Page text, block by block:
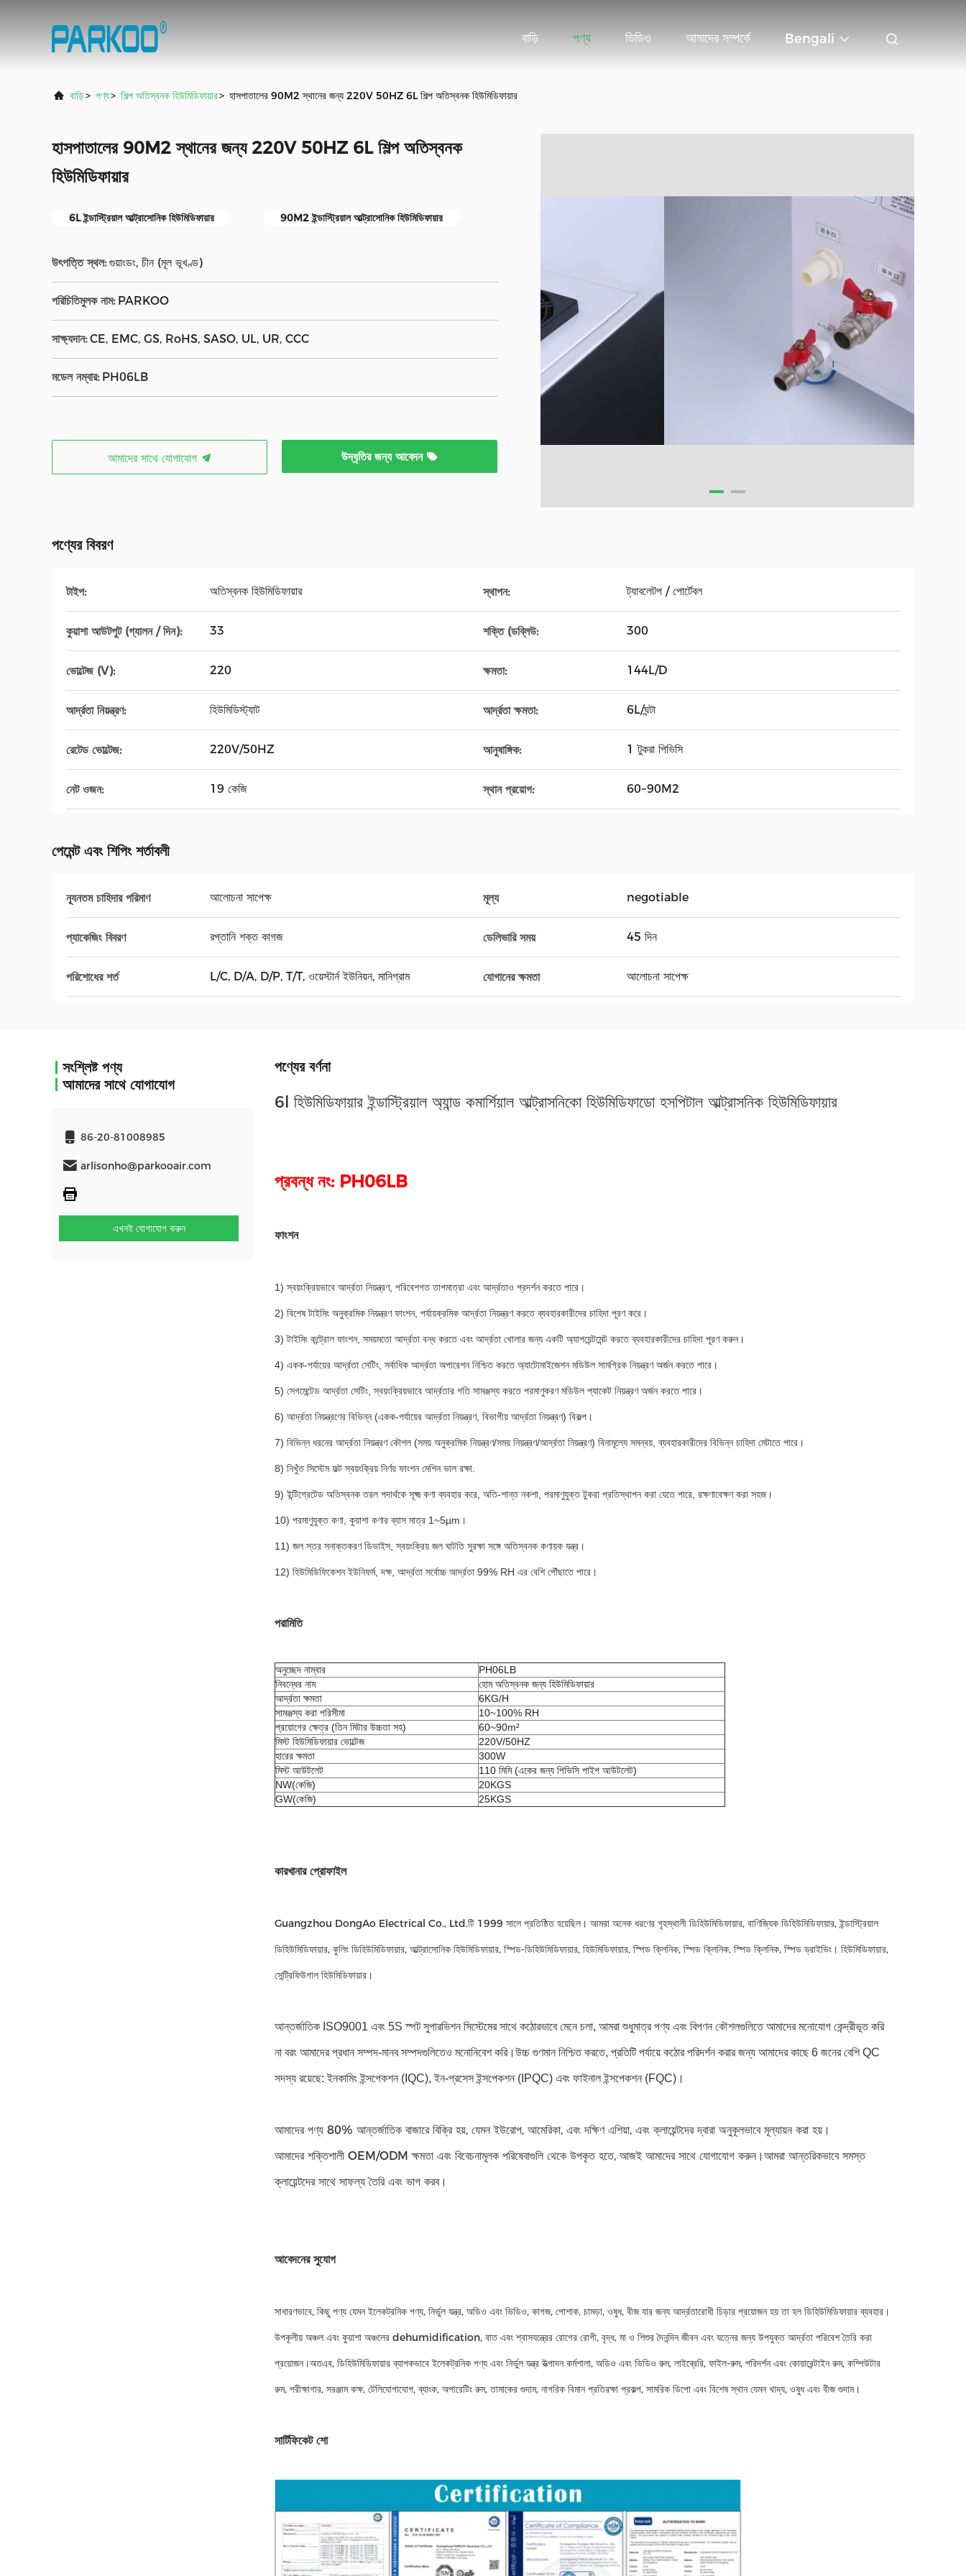
বাড়ি পণ্য ভিডিও আমাদের সম্পর্কে Bengali
বাড়ি> পণ্য> শিল্প অতিস্বনক হিউমিডিফায়ার> হাসপাতালের 90M2 স্থানের জন্য 220V 50HZ 6L শিল্প অতিস্বনক হিউমিডিফায়ার
হাসপাতালের 90M2 স্থানের জন্য 220V 50HZ 6L শিল্প অতিস্বনক
হিউমিডিফায়ার
6L ইন্ডাস্ট্রিয়াল আল্ট্রাসোনিক হিউমিডিফায়ার 90M2 ইন্ডাস্ট্রিয়াল আল্ট্রাসোনিক হিউমিডিফায়ার
উৎপত্তি স্থল: গুয়াংডং, চীন (মূল ভূখণ্ড)
পরিচিতিমুলক নাম: PARKOO
সাক্ষ্যদান: CE, EMC, GS, RoHS, SASO, UL, UR, CCC
মডেল নম্বার: PH06LB
আমাদের সাথে যোগাযোগ উদ্ধৃতির জন্য আবেদন
পণ্যের বিবরণ
টাইপ: অতিস্বনক হিউমিডিফায়ার স্থাপন: ট্যাবলেটপ / পোর্টেবল
কুয়াশা আউটপুট (গ্যালন / দিন): 33 শক্তি (ডব্লিউ: 300
ভোল্টেজ (V): 220 ক্ষমতা: 144L/D
আর্দ্রতা নিয়ন্ত্রণ: হিউমিডিস্ট্যাট আর্দ্রতা ক্ষমতা: 6L/ঘন্টা
রেটেড ভোল্টেজ: 220V/50HZ আনুষাঙ্গিক: 1 টুকরা পিভিসি
নেট ওজন: 19 কেজি স্থান প্রয়োগ: 60~90M2
পেমেন্ট এবং শিপিং শর্তাবলী
ন্যূনতম চাহিদার পরিমাণ আলোচনা সাপেক্ষ মূল্য negotiable
প্যাকেজিং বিবরণ রপ্তানি শক্ত কাগজ ডেলিভারি সময় 45 দিন
পরিশোধের শর্ত L/C, D/A, D/P, T/T, ওয়েস্টার্ন ইউনিয়ন, মানিগ্রাম যোগানের ক্ষমতা আলোচনা সাপেক্ষ
সংশ্লিষ্ট পণ্য
আমাদের সাথে যোগাযোগ
86-20-81008985
arlisonho@parkooair.com
এখনই যোগাযোগ করুন
পণ্যের বর্ণনা
6l হিউমিডিফায়ার ইন্ডাস্ট্রিয়াল অ্যান্ড কমার্শিয়াল আল্ট্রাসনিকো হিউমিডিফাডো হসপিটাল আল্ট্রাসনিক হিউমিডিফায়ার
প্রবন্ধ নং: PH06LB
ফাংশন
1) স্বয়ংক্রিয়ভাবে আর্দ্রতা নিয়ন্ত্রণ, পরিবেশগত তাপমাত্রা এবং আর্দ্রতাও প্রদর্শন করতে পারে।
2) বিশেষ টাইমিং অনুক্রমিক নিয়ন্ত্রণ ফাংশন, পর্যায়ক্রমিক আর্দ্রতা নিয়ন্ত্রণ করতে ব্যবহারকারীদের চাহিদা পূরণ করে।
3) টাইমিং কন্ট্রোল ফাংশন, সময়মতো আর্দ্রতা বন্ধ করতে এবং আর্দ্রতা খোলার জন্য একটি অ্যাপয়েন্টমেন্ট করতে ব্যবহারকারীদের চাহিদা পূরণ করুন।
4) একক-পর্যায়ের আর্দ্রতা সেটিং, সর্বাধিক আর্দ্রতা অপারেশন নিশ্চিত করতে অ্যাটোমাইজেশন মডিউল সামগ্রিক নিয়ন্ত্রণ অর্জন করতে পারে।
5) সেগমেন্টেড আর্দ্রতা সেটিং, স্বয়ংক্রিয়ভাবে আর্দ্রতার গতি সামঞ্জস্য করতে পরমাণুকরণ মডিউল প্যাকেট নিয়ন্ত্রণ অর্জন করতে পারে।
6) আর্দ্রতা নিয়ন্ত্রণের বিভিন্ন (একক-পর্যায়ের আর্দ্রতা নিয়ন্ত্রণ, বিভাগীয় আর্দ্রতা নিয়ন্ত্রণ) বিকল্প।
7) বিভিন্ন ধরনের আর্দ্রতা নিয়ন্ত্রণ কৌশল (সময় অনুক্রমিক নিয়ন্ত্রণ/সময় নিয়ন্ত্রণ/আর্দ্রতা নিয়ন্ত্রণ) বিনামূল্যে সমন্বয়, ব্যবহারকারীদের বিভিন্ন চাহিদা মেটাতে পারে।
8) নিখুঁত সিস্টেম ফল্ট স্বয়ংক্রিয় নির্ণয় ফাংশন মেশিন ভাল রক্ষা.
9) ইন্টিগ্রেটেড অতিস্বনক তরল পদার্থকে সূক্ষ্ম কণা ব্যবহার করে, অতি-শান্ত নকশা, পরমাণুযুক্ত টুকরা প্রতিস্থাপন করা যেতে পারে, রক্ষণাবেক্ষণ করা সহজ।
10) পরমাণুযুক্ত কণা, কুয়াশা কণার ব্যাস মাত্র 1~5µm।
11) জল স্তর সনাক্তকরণ ডিভাইস, স্বয়ংক্রিয় জল ঘাটতি সুরক্ষা সঙ্গে অতিস্বনক কণায়ক যন্ত্র।
12) হিউমিডিফিকেশন ইউনিফর্ম, দক্ষ, আর্দ্রতা সর্বোচ্চ আর্দ্রতা 99% RH এর বেশি পৌঁছাতে পারে।
পরামিতি
অনুচ্ছেদ নাম্বার
PH06LB
নিবন্ধের নাম
হোম অতিস্বনক জন্য হিউমিডিফায়ার
আর্দ্রতা ক্ষমতা
6KG/H
সামঞ্জস্য করা পরিসীমা
10~100% RH
প্রয়োগের ক্ষেত্র (তিন মিটার উচ্চতা সহ)
60~90m²
মিস্ট হিউমিডিফায়ার ভোল্টেজ
220V/50HZ
হারের ক্ষমতা
300W
মিস্ট আউটলেট
110 মিমি (একের জন্য পিভিসি পাইপ আউটলেট)
NW(কেজি)
20KGS
GW(কেজি)
25KGS
কারখানার প্রোফাইল
Guangzhou DongAo Electrical Co., Ltd.টি 1999 সালে প্রতিষ্ঠিত হয়েছিল। আমরা অনেক ধরণের গৃহস্থালী ডিহিউমিডিফায়ার, বাণিজ্যিক ডিহিউমিডিফায়ার, ইন্ডাস্ট্রিয়াল
ডিহিউমিডিফায়ার, কুলিং ডিহিউমিডিফায়ার, আল্ট্রাসোনিক হিউমিডিফায়ার, স্পিড-ডিহিউমিডিফায়ার, হিউমিডিফায়ার, স্পিড ক্লিনিক, স্পিড ক্লিনিক, স্পিড ক্লিনিক, স্পিড ড্রাইভিং। হিউমিডিফায়ার,
সেন্ট্রিফিউগাল হিউমিডিফায়ার।
আন্তর্জাতিক ISO9001 এবং 5S স্পট সুপারভিশন সিস্টেমের সাথে কঠোরভাবে মেনে চলা, আমরা শুধুমাত্র পণ্য এবং বিপণন কৌশলগুলিতে আমাদের মনোযোগ কেন্দ্রীভূত করি
না বরং আমাদের প্রধান সম্পদ-মানব সম্পদগুলিতেও মনোনিবেশ করি।উচ্চ গুণমান নিশ্চিত করতে, প্রতিটি পর্যায়ে কঠোর পরিদর্শন করার জন্য আমাদের কাছে 6 জনের বেশি QC
সদস্য রয়েছে: ইনকামিং ইন্সপেকশন (IQC), ইন-প্রসেস ইন্সপেকশন (IPQC) এবং ফাইনাল ইন্সপেকশন (FQC)।
আমাদের পণ্য 80% আন্তর্জাতিক বাজারে বিক্রি হয়, যেমন ইউরোপ, আমেরিকা, এবং দক্ষিণ এশিয়া, এবং ক্লায়েন্টদের দ্বারা অনুকূলভাবে মূল্যায়ন করা হয়।
আমাদের শক্তিশালী OEM/ODM ক্ষমতা এবং বিবেচনামূলক পরিষেবাগুলি থেকে উপকৃত হতে, আজই আমাদের সাথে যোগাযোগ করুন।আমরা আন্তরিকভাবে সমস্ত
ক্লায়েন্টদের সাথে সাফল্য তৈরি এবং ভাগ করব।
আবেদনের সুযোগ
সাধারণভাবে, কিছু পণ্য যেমন ইলেকট্রনিক পণ্য, নির্ভুল যন্ত্র, অডিও এবং ভিডিও, কাগজ, পোশাক, চামড়া, ওষুধ, বীজ যার জন্য আর্দ্রতারোধী চিড়ার প্রয়োজন হয় তা হল ডিহিউমিডিফায়ার ব্যবহার।
উপকূলীয় অঞ্চল এবং কুয়াশা অঞ্চলের dehumidification, বাত এবং শ্বাসযন্ত্রের রোগের রোগী, বৃদ্ধ, মা ও শিশুর দৈনন্দিন জীবন এবং যত্নের জন্য উপযুক্ত আর্দ্রতা পরিবেশ তৈরি করা
প্রয়োজন।অতএব, ডিহিউমিডিফায়ার ব্যাপকভাবে ইলেকট্রনিক পণ্য এবং নির্ভুল যন্ত্র উত্পাদন কর্মশালা, অডিও এবং ভিডিও রুম, লাইব্রেরি, ফাইল-রুম, পরিদর্শন এবং কোয়ারেন্টাইন রুম, কম্পিউটার
রুম, পরীক্ষাগার, সরঞ্জাম কক্ষ, টেলিযোগাযোগ, ব্যাংক, অপারেটিং রুম, তামাকের গুদাম, নাগরিক বিমান প্রতিরক্ষা প্রকল্প, সামরিক ডিপো এবং বিশেষ স্থান যেমন খাদ্য, ওষুধ এবং বীজ গুদাম।
সার্টিফিকেট শো